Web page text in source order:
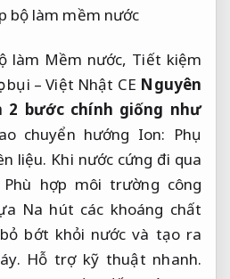
làm Mềm nước, Tiết kiệm
bụi – Việt Nhật CE Nguyên
2 bước chính giống như
chuyển hướng Ion: Phụ
liệu. Khi nước cứng đi qua
Phù hợp môi trường công
Na hút các khoáng chất
bớt khỏi nước và tạo ra
Hỗ trợ kỹ thuật nhanh.